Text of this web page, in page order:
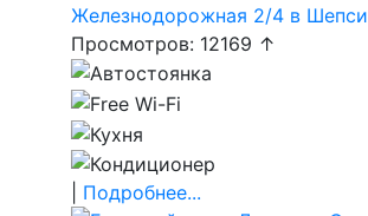
Железнодорожная 2/4 в Шепси
Просмотров: 12169 ↑
Подробнее...